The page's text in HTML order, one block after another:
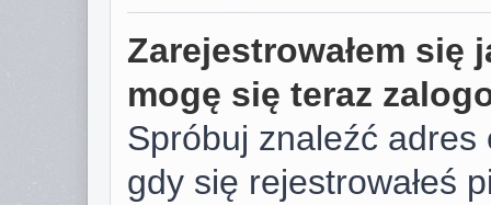
Zarejestrowałem się
mogę się teraz
Spróbuj znaleźć adres
gdy się rejestrowałeś